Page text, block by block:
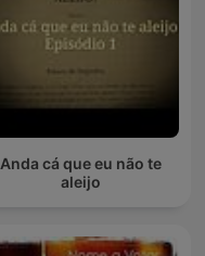
Anda cá que eu não te
aleijo